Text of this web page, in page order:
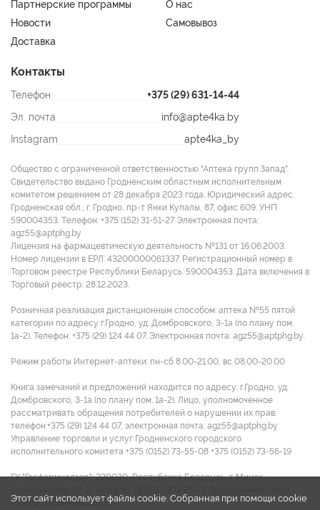
Партнерские программы
О нас
Новости
Самовывоз
Доставка
Контакты
Телефон
+375 (29) 631-14-44
Эл. почта
info@apte4ka.by
Instagram
apte4ka_by
Общество с ограниченной ответственностью "Аптека групп Запад".
Свидетельство выдано Гродненским областным исполнительным
комитетом решением от 28 декабря 2023 года. Юридический адрес:
Гродненская обл., г. Гродно, пр-т Янки Купалы, 87, офис 609. УНП
590004353. Tелефон: +375 (152) 31-51-27. Электронная почта:
agz55@aptphg.by
Лицензия на фармацевтическую деятельность №131 от 16.06.2003.
Номер лицензии в ЕРЛ: 43200000061337. Регистрационный номер в
Торговом реестре Республики Беларусь: 590004353. Дата включения в
Торговый реестр: 28.12.2023.
Розничная реализация дистанционным способом: аптека №55 пятой
категории по адресу г.Гродно, уд. Домбровского, 3-1а (по плану пом.
1а-2). Телефон: +375 (29) 124 44 07. Электронная почта: agz55@aptphg.by.
Режим работы Интернет-аптеки: пн-сб 8.00-21.00, вс 08.00-20.00
Книга замечаний и предложений находится по адресу: г.Гродно, уд.
Домбровского, 3-1а (по плану пом. 1а-2). Лицо, уполномоченное
рассматривать обращения потребителей о нарушении их прав:
телефон:+375 (29) 124 44 07, электронная почта: agz55@aptphg.by
Управление торговли и услуг Гродненского городского
исполнительного комитета +375 (0152) 73-55-08 +375 (0152) 73-56-19
ГУ "Госфармнадзор": 220030, Республика Беларусь, г. Минск,
info@gospharmnadzor.by
Этот сайт использует файлы cookie. Собранная при помощи cookie